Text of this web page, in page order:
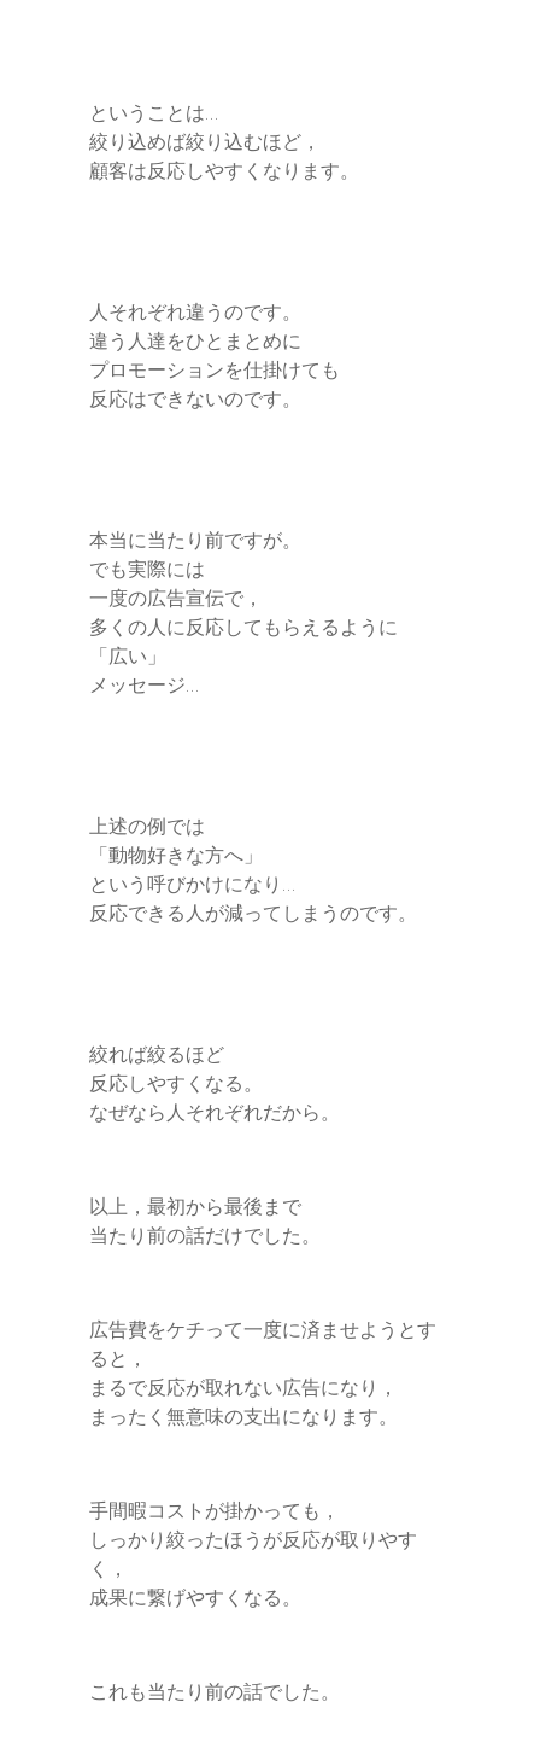
ということは…
絞り込めば絞り込むほど，
顧客は反応しやすくなります。
人それぞれ違うのです。
違う人達をひとまとめに
プロモーションを仕掛けても
反応はできないのです。
本当に当たり前ですが。
でも実際には
一度の広告宣伝で，
多くの人に反応してもらえるように
「広い」
メッセージ…
上述の例では
「動物好きな方へ」
という呼びかけになり…
反応できる人が減ってしまうのです。
絞れば絞るほど
反応しやすくなる。
なぜなら人それぞれだから。
以上，最初から最後まで
当たり前の話だけでした。
広告費をケチって一度に済ませようとす
ると，
まるで反応が取れない広告になり，
まったく無意味の支出になります。
手間暇コストが掛かっても，
しっかり絞ったほうが反応が取りやす
く，
成果に繋げやすくなる。
これも当たり前の話でした。